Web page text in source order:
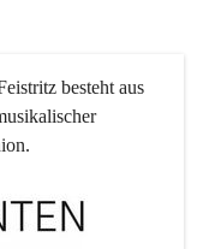
besteht aus
.